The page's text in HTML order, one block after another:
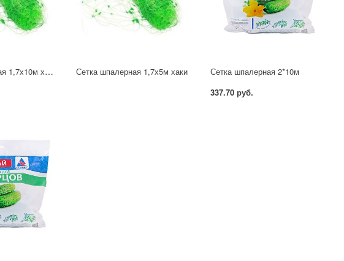
Сетка шпалерная 1,7х10м хаки Сетка шпалерная 1,7х5м хаки
Сетка шпалерная 2*10м
337.70 руб.